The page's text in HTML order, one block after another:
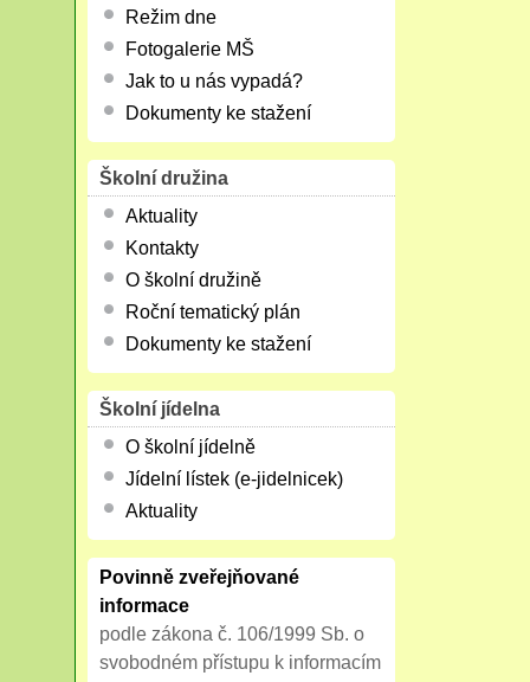
Režim dne
Fotogalerie MŠ
Jak to u nás vypadá?
Dokumenty ke stažení
Školní družina
Aktuality
Kontakty
O školní družině
Roční tematický plán
Dokumenty ke stažení
Školní jídelna
O školní jídelně
Jídelní lístek (e-jidelnicek)
Aktuality
Povinně zveřejňované
informace
podle zákona č. 106/1999 Sb. o
svobodném přístupu k informacím